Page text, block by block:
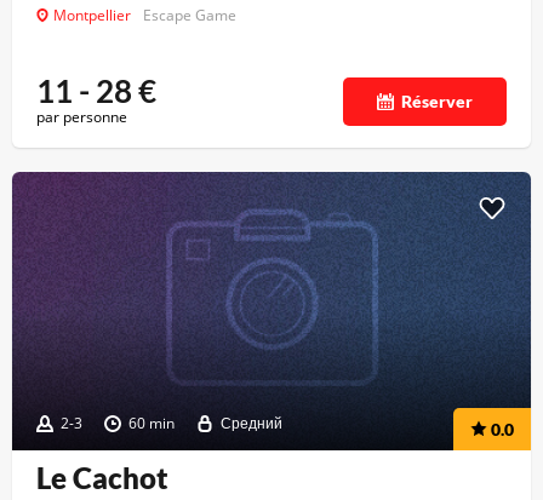
Montpellier Escape Game
11 - 28€
par personne
Réserver
2-3 60 min Средний 0.0
Le Cachot